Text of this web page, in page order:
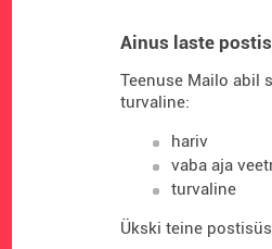
Ainus laste
Teenuse Mailo abil
turvaline:
hariv
vaba aja
turvaline
Ükski teine